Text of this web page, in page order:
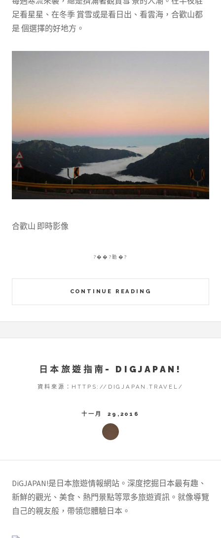
足看星星、在冬季 賞雪或是看日出、看雲海，合歡山都
是 個選擇的好地方。
合歡山 即時影像
CONTINUE READING
?��?鞈�?
日本旅遊指南- DIGJAPAN!
資料來源：HTTPS://DIGJAPAN.TRAVEL/
十一月 29,2016
DiGJAPAN!是日本旅遊情報網站。深度挖掘日本最有趣、
新鮮的觀光、美食、熱門景點等眾多旅遊資訊。就像導覽
自己的親友般，帶領您體驗日本。